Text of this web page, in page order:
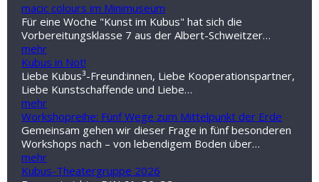
macic colours im Minimuseum
Für eine Woche "Kunst im Kubus" hat sich die
Vorbereitungsklasse 7 aus der Albert-Schweitzer…
mehr
Kubus in Not!
Liebe Kubus³-Freund:innen, Liebe Kooperationspartner,
Liebe Kunstschaffende und Liebe…
mehr
Workshopreihe: Fünf Wege zum Mittelpunkt der Erde
Gemeinsam gehen wir dieser Frage in fünf besonderen
Workshops nach – von lebendigem Boden über…
mehr
Kubus-Theatergruppe 2026